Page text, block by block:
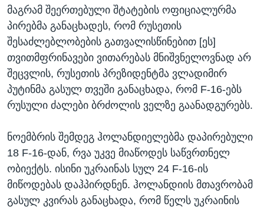
მაგრამ შეერთებული შტატების ოფიციალურმა
პირებმა განაცხადეს, რომ რუსეთის
შესაძლებლობების გათვალისწინებით [ეს]
თვითმფრინავები ვითარებას მნიშვნელოვნად არ
შეცვლის, რუსეთის პრეზიდენტმა ვლადიმირ
პუტინმა გასულ თვეში განაცხადა, რომ F-16-ებს
რუსული ძალები ბრძოლის ველზე გაანადგურებს.
ნოემბრის შემდეგ ჰოლანდიელებმა დაპირებული
18 F-16-დან, რვა უკვე მიაწოდეს საწვრთნელ
ობიექტს. ისინი უკრაინას სულ 24 F-16-ის
მიწოდებას დაჰპირდნენ. ჰოლანდიის მთავრობამ
გასულ კვირას განაცხადა, რომ წელს უკრაინის